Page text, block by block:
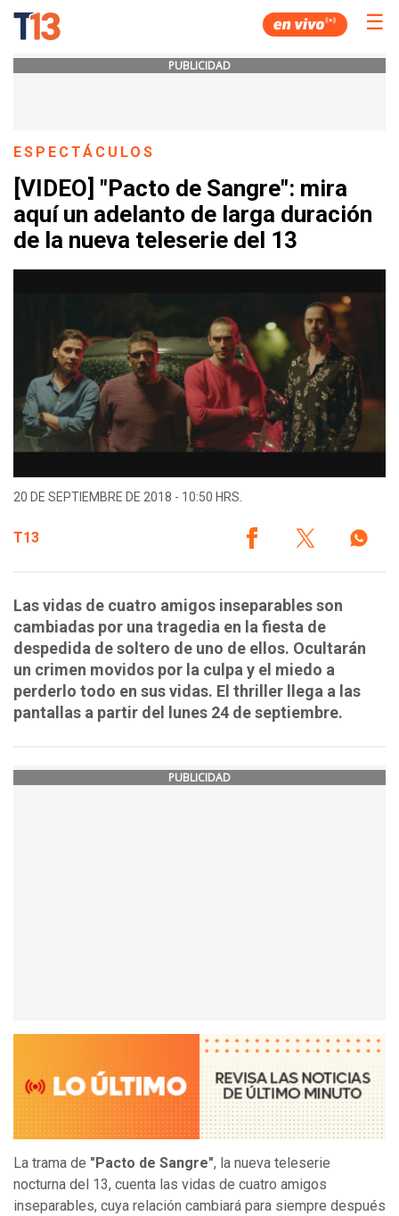
☰
PUBLICIDAD
ESPECTÁCULOS
[VIDEO] "Pacto de Sangre": mira
aquí un adelanto de larga duración
de la nueva teleserie del 13
20 DE SEPTIEMBRE DE 2018 - 10:50 HRS.
T13
Las vidas de cuatro amigos inseparables son
cambiadas por una tragedia en la fiesta de
despedida de soltero de uno de ellos. Ocultarán
un crimen movidos por la culpa y el miedo a
perderlo todo en sus vidas. El thriller llega a las
pantallas a partir del lunes 24 de septiembre.
PUBLICIDAD
La trama de "Pacto de Sangre", la nueva teleserie
nocturna del 13, cuenta las vidas de cuatro amigos
inseparables, cuya relación cambiará para siempre después